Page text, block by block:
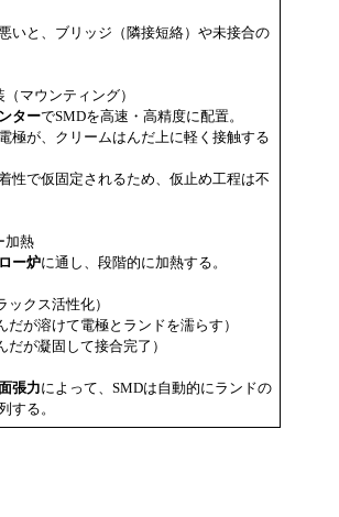
いと、ブリッジ（隣接短絡）や未接合の
（マウンティング）
ターでSMDを高速・高精度に配置。
極が、クリームはんだ上に軽く接触する
性で仮固定されるため、仮止め工程は不
加熱
ー炉に通し、段階的に加熱する。
クス活性化）
が溶けて電極とランドを濡らす）
が凝固して接合完了）
張力によって、SMDは自動的にランドの
する。